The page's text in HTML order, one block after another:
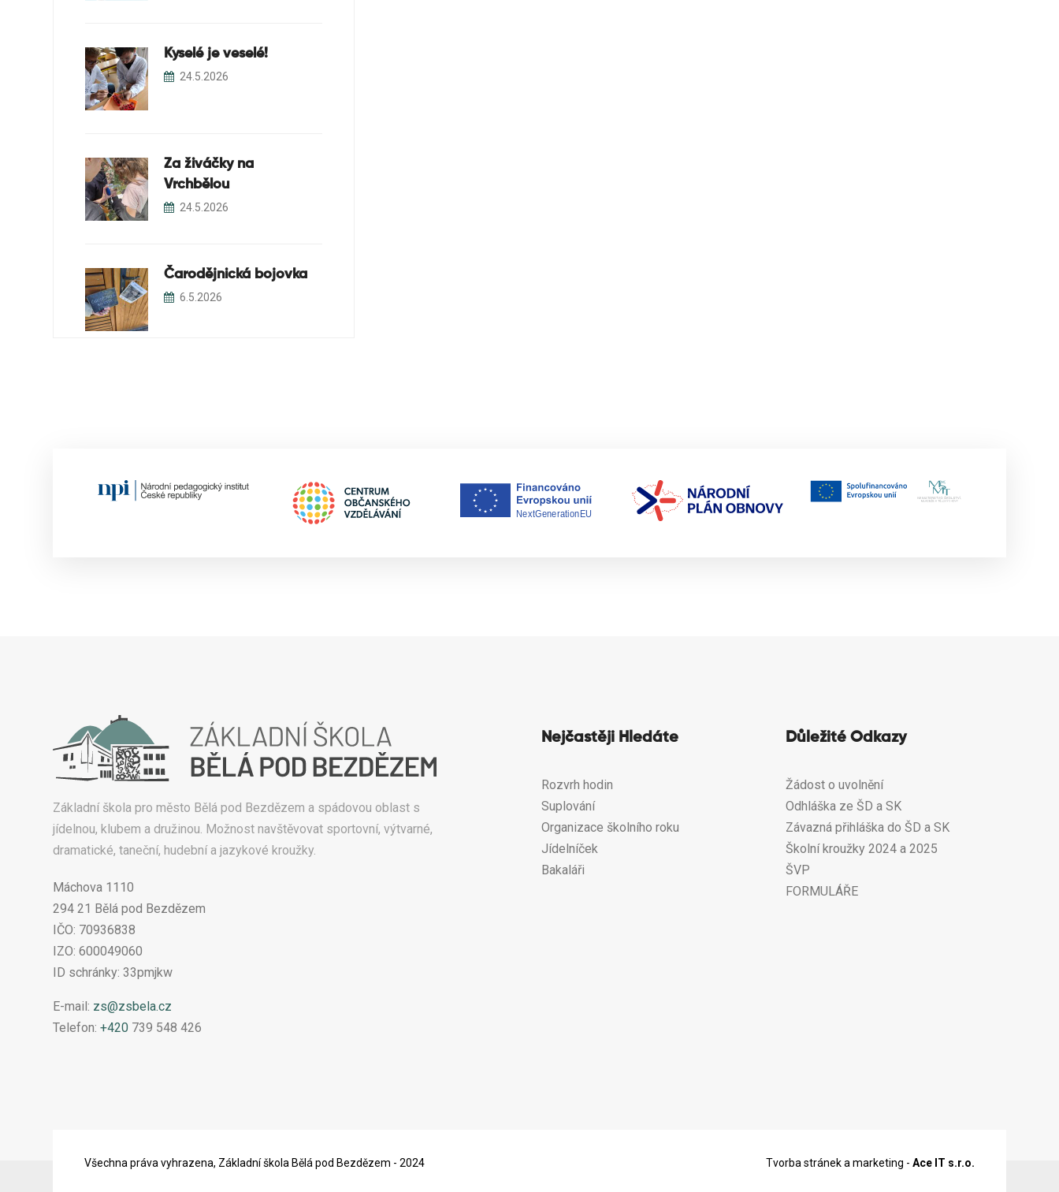
Kyselé je veselé!
24.5.2026
Za živáčky na
Vrchbělou
24.5.2026
Čarodějnická bojovka
6.5.2026
Základní škola pro město Bělá pod Bezdězem a spádovou oblast s
jídelnou, klubem a družinou. Možnost navštěvovat sportovní, výtvarné,
dramatické, taneční, hudební a jazykové kroužky.
Máchova 1110
294 21 Bělá pod Bezdězem
IČO: 70936838
IZO: 600049060
ID schránky: 33pmjkw
E-mail: zs@zsbela.cz
Telefon: +420 739 548 426
Nejčastěji Hledáte
Rozvrh hodin
Suplování
Organizace školního roku
Jídelníček
Bakaláři
Důležité Odkazy
Žádost o uvolnění
Odhláška ze ŠD a SK
Závazná přihláška do ŠD a SK
Školní kroužky 2024 a 2025
ŠVP
FORMULÁŘE
Všechna práva vyhrazena, Základní škola Bělá pod Bezdězem - 2024 Tvorba stránek a marketing - Ace IT s.r.o.